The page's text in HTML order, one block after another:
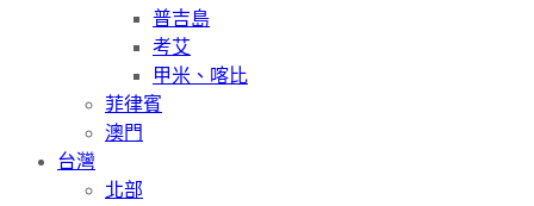
普吉島
考艾
甲米、喀比
菲律賓
澳門
台灣
北部